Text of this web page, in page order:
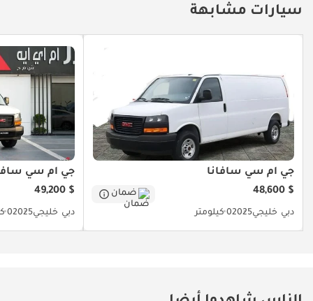
سيارات مشابهة
جي أم سي سافانا
$ 48,600
ضمان
دبي خليجي20250 كيلومتر
جي أم سي
$ 49,200
دبي خليجي20250 كيلومتر